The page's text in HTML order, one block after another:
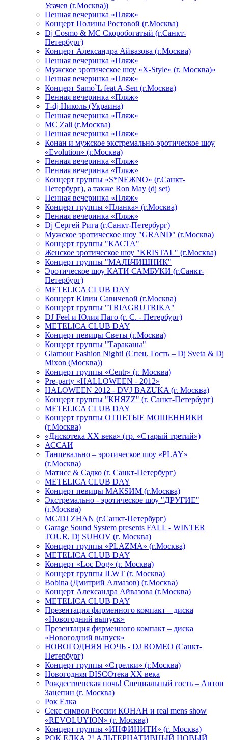
Усачев (г.Москва))
Пенная вечеринка «Пляж»
Концерт Полины Ростовой (г.Москва)
Dj Cosmo & МС Скоробогатый (г.Санкт-
Петербург)
Концерт Александра Айвазова (г.Москва)
Пенная вечеринка «Пляж»
Мужское эротическое шоу «X-Style» (г. Москва)»
Пенная вечеринка «Пляж»
Концерт Samo`L feat A-Sen (г.Москва)
Пенная вечеринка «Пляж»
Т-dj Николь (Украина)
Пенная вечеринка «Пляж»
МС Zali (г.Москва)
Пенная вечеринка «Пляж»
Конан и мужское экстремально-эротическое шоу
«Evolution» (г.Москва)
Пенная вечеринка «Пляж»
Пенная вечеринка «Пляж»
Концерт группы «S*NEЖNO» (г.Санкт-
Петербург), а также Ron May (dj set)
Пенная вечеринка «Пляж»
Концерт группы «Планка» (г.Москва)
Пенная вечеринка «Пляж»
Dj Сергей Рига (г.Санкт-Петербург)
Мужское эротическое шоу "GRAND" (г.Москва)
Концерт группы "КАСТА"
Женское эротическое шоу "KRISTAL" (г.Москва)
Концерт группы "МАЛЬЧИШНИК"
Эротическое шоу КАТИ САМБУКИ (г.Санкт-
Петербург)
METELICA CLUB DAY
Концерт Юлии Савичевой (г.Москва)
Концерт группы "TRIAGRUTRIKA"
DJ Feel и Юлия Паго (г. С. - Петербург)
METELICA CLUB DAY
Концерт певицы Светы (г.Москва)
Концерт группы "Тараканы"
Glamour Fashion Night! (Спец. Гость – Dj Sveta & Dj
Mixon (Москва))
Концерт группы «Centr» (г. Москва)
Pre-party «HALLOWEEN - 2012»
HALOWEEN 2012 - DVJ BAZUKA (г. Москва)
Концерт группы "КНЯZZ" (г. Санкт-Петербург)
METELICA CLUB DAY
Концерт группы ОТПЕТЫЕ МОШЕННИКИ
(г.Москва)
«Дискотека ХХ века» (гр. «Старый третий»)
АССАИ
Танцевально – эротическое шоу «PLAY»
(г.Москва)
Матисс & Садко (г. Санкт-Петербург)
METELICA CLUB DAY
Концерт певицы МАКSИМ (г.Москва)
Экстремально - эротическое шоу "ДРУГИЕ"
(г.Москва)
МС/DJ ZHAN (г.Санкт-Петербург)
Garage Sound System presents FALL - WINTER
TOUR, Dj SUHOV (г. Москва)
Концерт группы «PLAZMA» (г.Москва)
METELICA CLUB DAY
Концерт «Loc Dog» (г. Москва)
Концерт группы ILWT (г. Москва)
Bobina (Дмитрий Алмазов) (г.Москва)
Концерт Александра Айвазова (г.Москва)
METELICA CLUB DAY
Презентация фирменного компакт – диска
«Новогодний выпуск»
Презентация фирменного компакт – диска
«Новогодний выпуск»
НОВОГОДНЯЯ НОЧЬ - DJ ROMEO (Санкт-
Петербург)
Концерт группы «Стрелки» (г.Москва)
Новогодняя DISCOтека ХХ века
Рождественская ночь! Специальный гость – Антон
Зацепин (г. Москва)
Рок Елка
Секс символ России КОНАН и real mens show
«REVOLUYION» (г. Москва)
Концерт группы «ИНФИНИТИ» (г. Москва)
РОК ЕЛКА 2! АЛЬТЕРНАТИВНЫЙ НОВЫЙ